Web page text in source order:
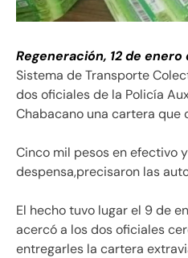
Regeneración, 12 de enero
Sistema de Transporte
dos oficiales de la Policía
Chabacano una cartera que
Cinco mil pesos en efectivo
despensa,precisaron las
El hecho tuvo lugar el 9 de
acercó a los dos oficiales
entregarles la cartera